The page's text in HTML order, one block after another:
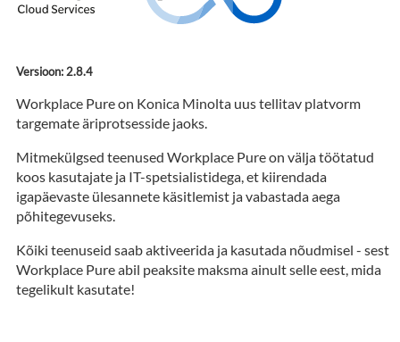
Versioon: 2.8.4
Workplace Pure on Konica Minolta uus tellitav platvorm
targemate äriprotsesside jaoks.
Mitmekülgsed teenused Workplace Pure on välja töötatud
koos kasutajate ja IT-spetsialistidega, et kiirendada
igapäevaste ülesannete käsitlemist ja vabastada aega
põhitegevuseks.
Kõiki teenuseid saab aktiveerida ja kasutada nõudmisel - sest
Workplace Pure abil peaksite maksma ainult selle eest, mida
tegelikult kasutate!